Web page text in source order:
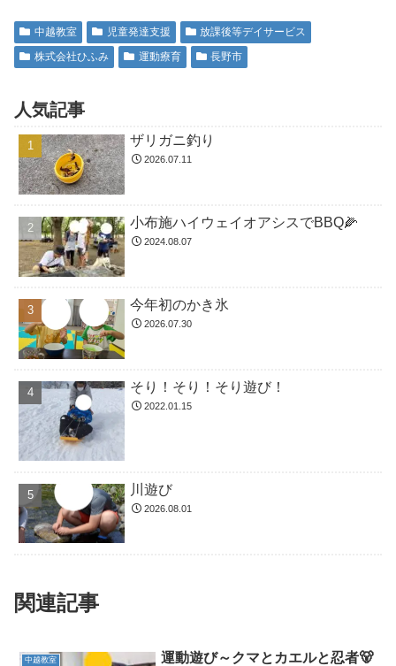
中越教室 児童発達支援
放課後等デイサービス
株式会社ひふみ
運動療育 長野市
人気記事
ザリガニ釣り
2026.07.11
小布施ハイウェイオアシスでBBQ🌽
2024.08.07
今年初のかき氷
2026.07.30
そり！そり！そり遊び！
2022.01.15
川遊び
2026.08.01
関連記事
中越教室
運動遊び～クマとカエルと忍者🐻